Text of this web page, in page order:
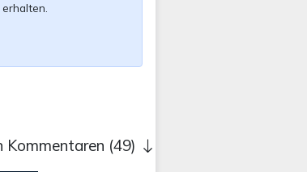
Kommentaren (49)